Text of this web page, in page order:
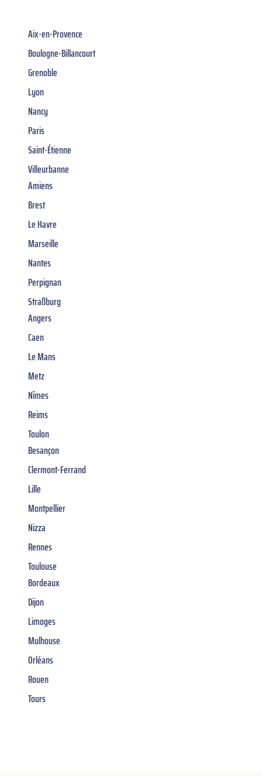
Aix-en-Provence
Boulogne-Billancourt
Grenoble
Lyon
Nancy
Paris
Saint-Étienne
Villeurbanne
Amiens
Brest
Le Havre
Marseille
Nantes
Perpignan
Straßburg
Angers
Caen
Le Mans
Metz
Nîmes
Reims
Toulon
Besançon
Clermont-Ferrand
Lille
Montpellier
Nizza
Rennes
Toulouse
Bordeaux
Dijon
Limoges
Mulhouse
Orléans
Rouen
Tours